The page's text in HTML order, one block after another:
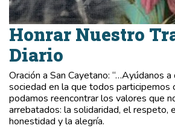
Honrar Nuestro
Diario
Oración a San Cayetano: “…Ayúdanos a
sociedad en la que todos participemos
podamos reencontrar los valores que
arrebatados: la solidaridad, el respeto,
honestidad y la alegría.